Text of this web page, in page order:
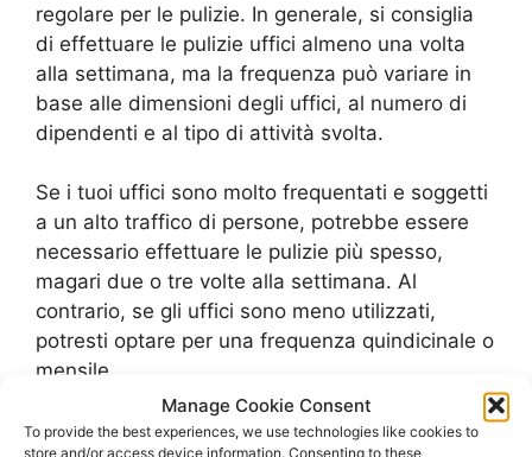
Manage Cookie Consent
To provide the best experiences, we use technologies like cookies to
store and/or access device information. Consenting to these
regolare per le pulizie. In generale, si consiglia
di effettuare le pulizie uffici almeno una volta
alla settimana, ma la frequenza può variare in
base alle dimensioni degli uffici, al numero di
dipendenti e al tipo di attività svolta.
Se i tuoi uffici sono molto frequentati e soggetti
a un alto traffico di persone, potrebbe essere
necessario effettuare le pulizie più spesso,
magari due o tre volte alla settimana. Al
contrario, se gli uffici sono meno utilizzati,
potresti optare per una frequenza quindicinale o
mensile.
È importante anche considerare il tipo di pulizia